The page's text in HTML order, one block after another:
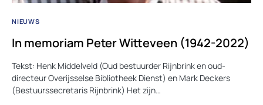
NIEUWS
In memoriam Peter Witteveen (1942-2022)
Tekst: Henk Middelveld (Oud bestuurder Rijnbrink en oud-
directeur Overijsselse Bibliotheek Dienst) en Mark Deckers
(Bestuurssecretaris Rijnbrink) Het zijn…